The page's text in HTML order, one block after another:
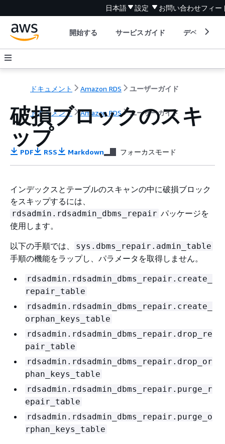
日本語 設定 お問い合わせフィー
開始する サービスガイド デベロッパ
ドキュメント Amazon RDS ユーザーガイド
ドキュメント Amazon RDS ユーザーガイド
破損ブロックのスキ
ップ
PDF RSS Markdown フォーカスモード
インデックスとテーブルのスキャンの中に破損ブロック
をスキップするには、
rdsadmin.rdsadmin_dbms_repair パッケージを
使用します。
以下の手順では、
sys.dbms_repair.admin_table
手順の機能をラップし、パラメータを取得しません。
rdsadmin.rdsadmin_dbms_repair.create_
repair_table
rdsadmin.rdsadmin_dbms_repair.create_
orphan_keys_table
rdsadmin.rdsadmin_dbms_repair.drop_re
pair_table
rdsadmin.rdsadmin_dbms_repair.drop_or
phan_keys_table
rdsadmin.rdsadmin_dbms_repair.purge_r
epair_table
rdsadmin.rdsadmin_dbms_repair.purge_o
rphan_keys_table